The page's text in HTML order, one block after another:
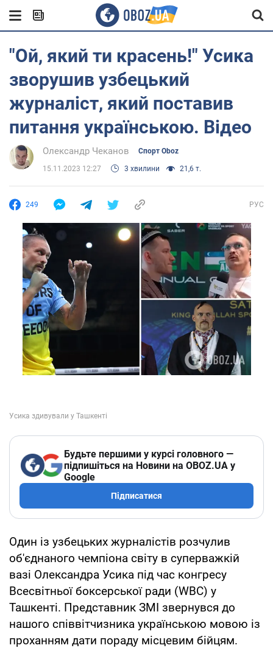
"Ой, який ти красень!" Усика
зворушив узбецький
журналіст, який поставив
питання українською. Відео
Олександр Чеканов Спорт Oboz
15.11.2023 12:27 3 хвилини 21,6 т.
249 РУС
Будьте першими у курсі головного —
підпишіться на Новини на OBOZ.UA у
Google
Підписатися
Один із узбецьких журналістів розчулив
об'єднаного чемпіона світу в суперважкій
вазі Олександра Усика під час конгресу
Всесвітньої боксерської ради (WBC) у
Ташкенті. Представник ЗМІ звернувся до
нашого співвітчизника українською мовою із
проханням дати пораду місцевим бійцям.